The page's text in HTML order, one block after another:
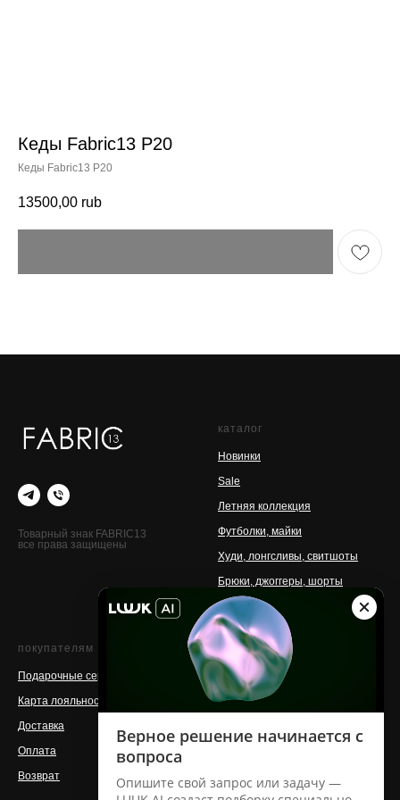
Кеды Fabric13 P20
Кеды Fabric13 P20
13500,00 rub
Товарный знак FABRIC13
все права защищены
каталог
Новинки
Sale
Летняя коллекция
Футболки, майки
Худи, лонгсливы, свитшоты
Брюки, джоггеры, шорты
Аксессуары
покупателям
Подарочные сертификаты
Карта лояльности
Доставка
Оплата
Возврат
о бренде
Контакты
Команда